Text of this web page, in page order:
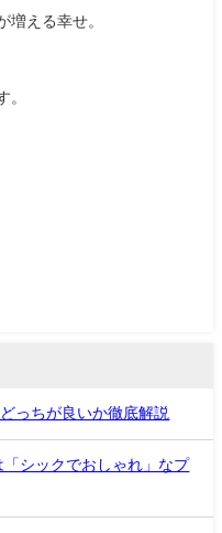
増える幸せ。
。
っちが良いか徹底解説
「シックでおしゃれ」なプ